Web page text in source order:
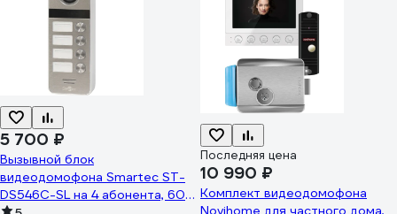
5 700 ₽
Вызывной блок
видеодомофона Smartec ST-
DS546C-SL на 4 абонента, 600
Последняя цена
10 990 ₽
Комплект видеодомофона
Novihome для частного дома,